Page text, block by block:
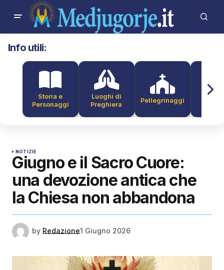
Info utili:
Storia e
Personaggi
Luoghi di
Preghiera
Pellegrinaggi
NOTIZIE
Giugno e il Sacro Cuore:
una devozione antica che
la Chiesa non abbandona
by Redazione1 Giugno 2026